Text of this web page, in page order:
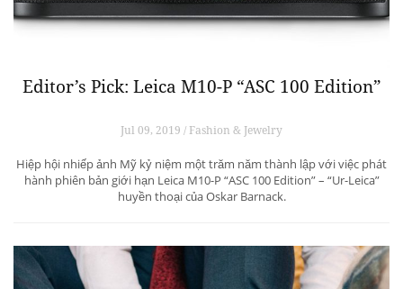
Editor’s Pick: Leica M10-P “ASC 100 Edition”
Jul 09, 2019 / Fashion & Jewelry
Hiệp hội nhiếp ảnh Mỹ kỷ niệm một trăm năm thành lập với việc phát
hành phiên bản giới hạn Leica M10-P “ASC 100 Edition” – “Ur-Leica”
huyền thoại của Oskar Barnack.